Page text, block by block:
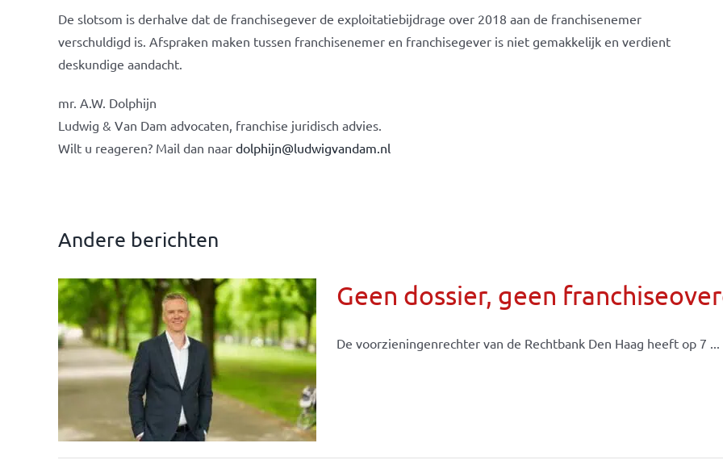
De slotsom is derhalve dat de franchisegever de exploitatiebijdrage over 2018 aan de franchisenemer
verschuldigd is. Afspraken maken tussen franchisenemer en franchisegever is niet gemakkelijk en verdient
deskundige aandacht.
mr. A.W. Dolphijn
Ludwig & Van Dam advocaten, franchise juridisch advies.
Wilt u reageren? Mail dan naar dolphijn@ludwigvandam.nl
Andere berichten
Geen dossier, geen
De voorzieningenrechter van de Rechtbank Den Haag heeft op 7 ...